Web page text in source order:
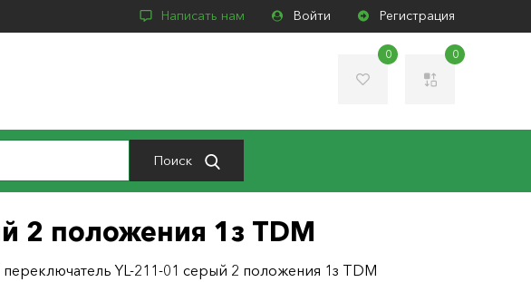
Написать нам Войти Регистрация
0 0
Поиск
2 положения 1з TDM
YL-211-01 серый 2 положения 1з TDM